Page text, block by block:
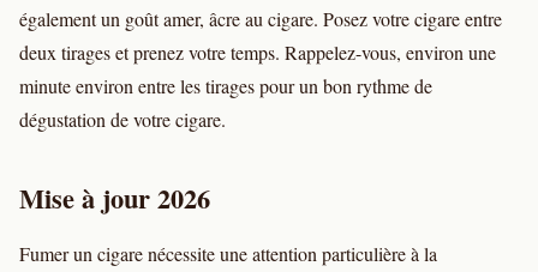
également un goût amer, âcre au cigare. Posez votre cigare entre
deux tirages et prenez votre temps. Rappelez-vous, environ une
minute environ entre les tirages pour un bon rythme de
dégustation de votre cigare.
Mise à jour 2026
Fumer un cigare nécessite une attention particulière à la